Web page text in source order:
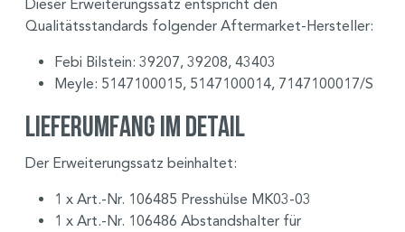
Dieser Erweiterungssatz entspricht den
Qualitätsstandards folgender Aftermarket-Hersteller:
Febi Bilstein: 39207, 39208, 43403
Meyle: 5147100015, 5147100014, 7147100017/S
Lieferumfang im Detail
Der Erweiterungssatz beinhaltet:
1 x Art.-Nr. 106485 Presshülse MK03-03
1 x Art.-Nr. 106486 Abstandshalter für